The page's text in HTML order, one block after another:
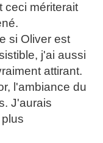
ceci mériterait
si Oliver est
j'ai aussi
attirant.
l'ambiance du
J'aurais